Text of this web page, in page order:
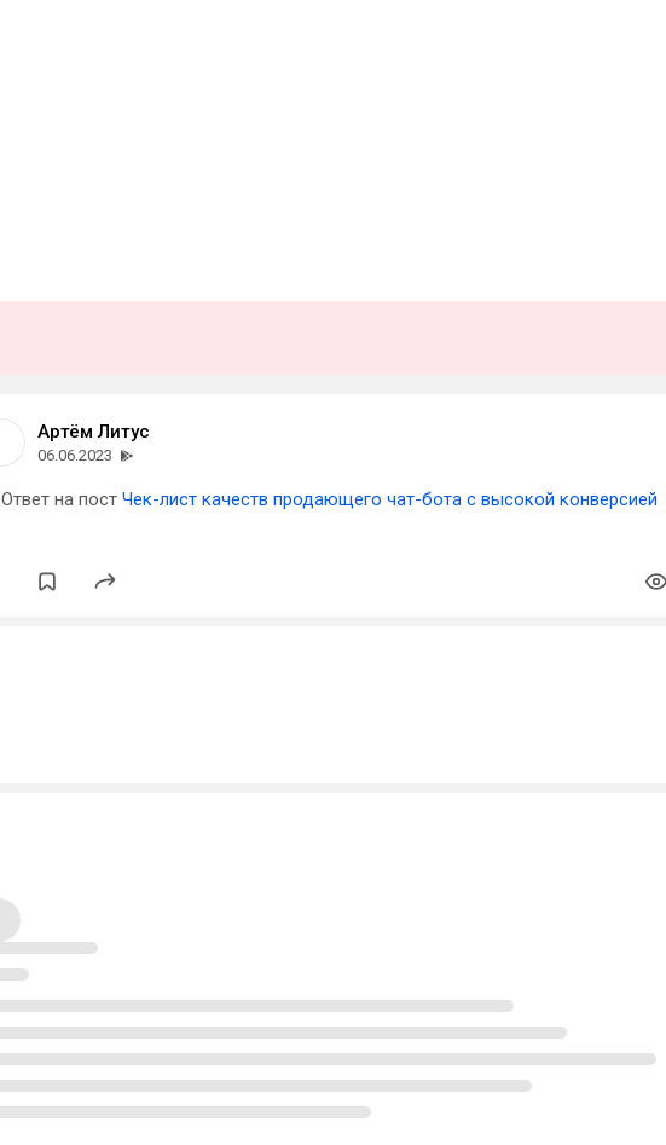
Артём Литус
06.06.2023
Ответ на пост Чек-лист качеств продающего чат-бота с высокой конверсией